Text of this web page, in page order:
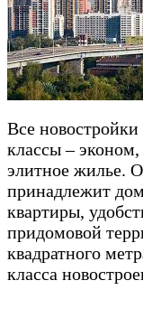
Все
классы –
элитное жилье.
принадлежит
квартиры,
придомовой
квадратного
класса